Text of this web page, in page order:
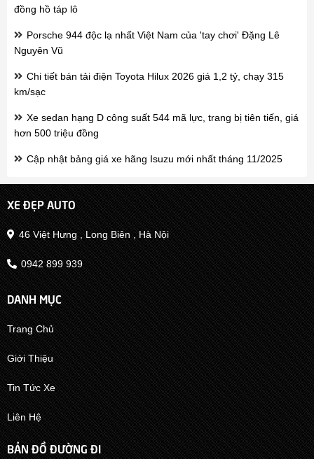
đồng hồ táp lô
Porsche 944 độc lạ nhất Việt Nam của 'tay chơi' Đặng Lê
Nguyên Vũ
Chi tiết bán tải điện Toyota Hilux 2026 giá 1,2 tỷ, chạy 315
km/sạc
Xe sedan hạng D công suất 544 mã lực, trang bị tiên tiến, giá
hơn 500 triệu đồng
Cập nhật bảng giá xe hãng Isuzu mới nhất tháng 11/2025
XE ĐẸP AUTO
46 Việt Hưng , Long Biên , Hà Nội
0942 899 939
DANH MỤC
Trang Chủ
Giới Thiệu
Tin Tức Xe
Liên Hệ
BẢN ĐỒ ĐƯỜNG ĐI